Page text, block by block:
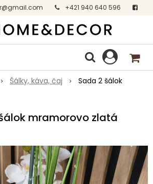
+421 940 640 596
Facebook
Šálky, káva, čaj
Sada 2 šálok
mramorovo zlatá